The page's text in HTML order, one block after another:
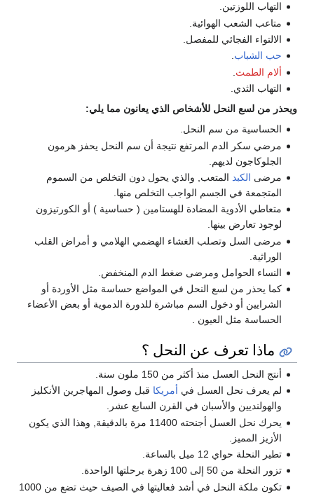
التهاب اللوزتين.
متاعب الشعب الهوائية.
الالتواء الفجائي للمفصل.
حب الشباب.
ألام الطمث
التهاب الثدي.
ويحذر من لسع النحل للأشخاص الذي يعانون مما يلي:
الحساسية من سم النحل.
مرضي سكر الدم المرتفع نتيجة أن سم النحل يحفز هرمون
الجلوكاجون لديهم.
مرضى الكبد المتعب, والذي يحول دون التخلص من السموم
المتجمعة في الجسم الواجب التخلص منها.
متعاطي الأدوية المضادة للهستامين ( حساسية ) أو الكورتيزون
لوجود تعارض بينها.
مرضى السل وتصلب الغشاء الهضمي الهلامي و أمراض القلب
الوراثية.
النساء الحوامل ومرضى ضغط الدم المنخفض.
كما يحذر من لسع النحل في المواضع حساسة مثل الأوردة أو
الشرايين أو دخول السم مباشرة للدورة الدموية أو بعض الأعضاء
الحساسة مثل العيون .
ماذا تعرف عن النحل ؟
أنتج النحل العسل منذ أكثر من 150 ملون سنة.
لم يعرف نحل العسل في أمريكا قبل وصول المهاجرين الأنكليز
والهولنديين والأسبان في القرن السابع عشر.
يحرك نحل العسل أجنحته 11400 مرة بالدقيقة, وهذا الذي يكون
الأزيز المميز.
تطير النحلة حواي 12 ميل بالساعة.
تزور النحلة من 50 إلى 100 زهرة برحلتها الواحدة.
تكون ملكة النحل في أشد فعاليتها في الصيف حيث تضع من 1000